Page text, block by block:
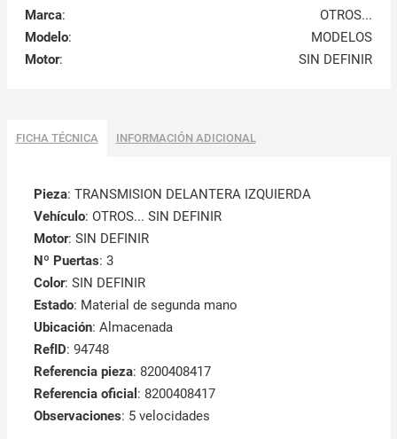
Marca:
OTROS...
Modelo:
MODELOS
Motor: SIN DEFINIR
FICHA TÉCNICA INFORMACIÓN ADICIONAL
Pieza: TRANSMISION DELANTERA IZQUIERDA
Vehículo: OTROS... SIN DEFINIR
Motor: SIN DEFINIR
Nº Puertas: 3
Color: SIN DEFINIR
Estado: Material de segunda mano
Ubicación: Almacenada
RefID: 94748
Referencia pieza: 8200408417
Referencia oficial : 8200408417
Observaciones: 5 velocidades